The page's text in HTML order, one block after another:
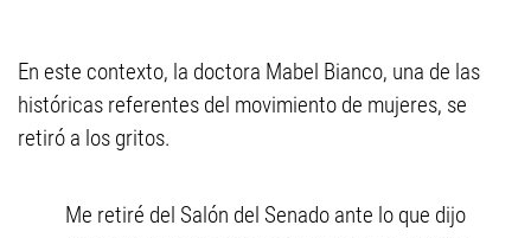
En este contexto, la doctora Mabel Bianco, una de las
históricas referentes del movimiento de mujeres, se
retiró a los gritos.
Me retiré del Salón del Senado ante lo que dijo